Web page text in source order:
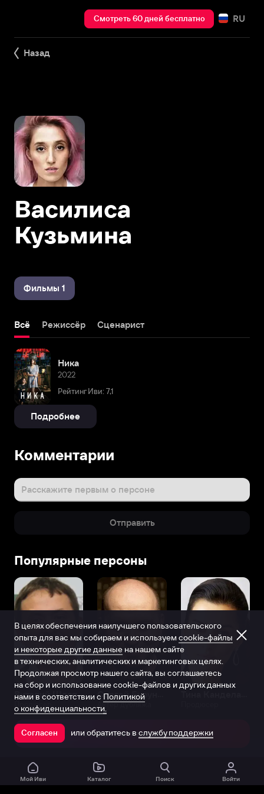
Смотреть 60 дней бесплатно RU
Назад
Василиса
Кузьмина
Фильмы 1
Всё Режиссёр Сценарист
Ника
2022
Рейтинг Иви: 7,1
Подробнее
Комментарии
Расскажите первым о персоне
Отправить
Популярные персоны
Виталий Шляппо
Продюсер Актёр дубляжа
Открыть в приложении
Мой Иви Каталог Поиск Войти
В целях обеспечения наилучшего пользовательского
опыта для вас мы собираем и используем cookie-файлы
и некоторые другие данные на нашем сайте
в технических, аналитических и маркетинговых целях.
Продолжая просмотр нашего сайта, вы соглашаетесь
на сбор и использование cookie-файлов и других данных
нами в соответствии с Политикой
о конфиденциальности.
Согласен или обратитесь в службу поддержки